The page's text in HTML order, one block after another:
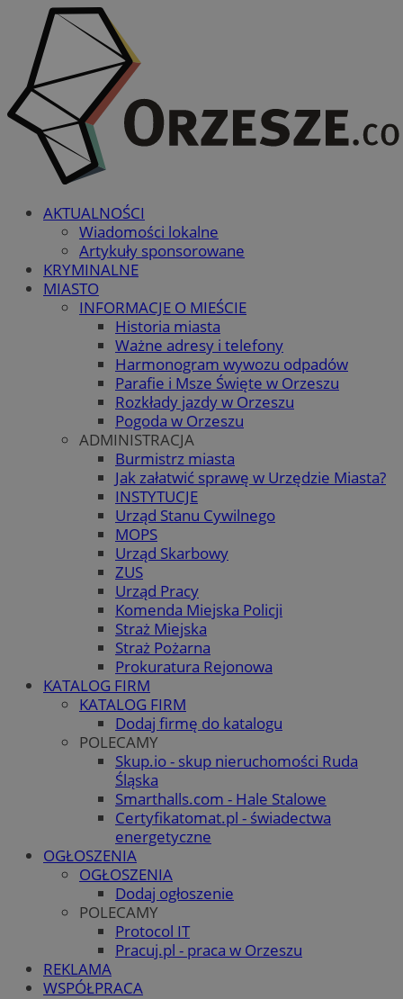
AKTUALNOŚCI
Wiadomości lokalne
Artykuły sponsorowane
KRYMINALNE
MIASTO
INFORMACJE O MIEŚCIE
Historia miasta
Ważne adresy i telefony
Harmonogram wywozu odpadów
Parafie i Msze Święte w Orzeszu
Rozkłady jazdy w Orzeszu
Pogoda w Orzeszu
ADMINISTRACJA
Burmistrz miasta
Jak załatwić sprawę w Urzędzie Miasta?
INSTYTUCJE
Urząd Stanu Cywilnego
MOPS
Urząd Skarbowy
ZUS
Urząd Pracy
Komenda Miejska Policji
Straż Miejska
Straż Pożarna
Prokuratura Rejonowa
KATALOG FIRM
KATALOG FIRM
Dodaj firmę do katalogu
POLECAMY
Skup.io - skup nieruchomości Ruda
Śląska
Smarthalls.com - Hale Stalowe
Certyfikatomat.pl - świadectwa
energetyczne
OGŁOSZENIA
OGŁOSZENIA
Dodaj ogłoszenie
POLECAMY
Protocol IT
Pracuj.pl - praca w Orzeszu
REKLAMA
WSPÓŁPRACA